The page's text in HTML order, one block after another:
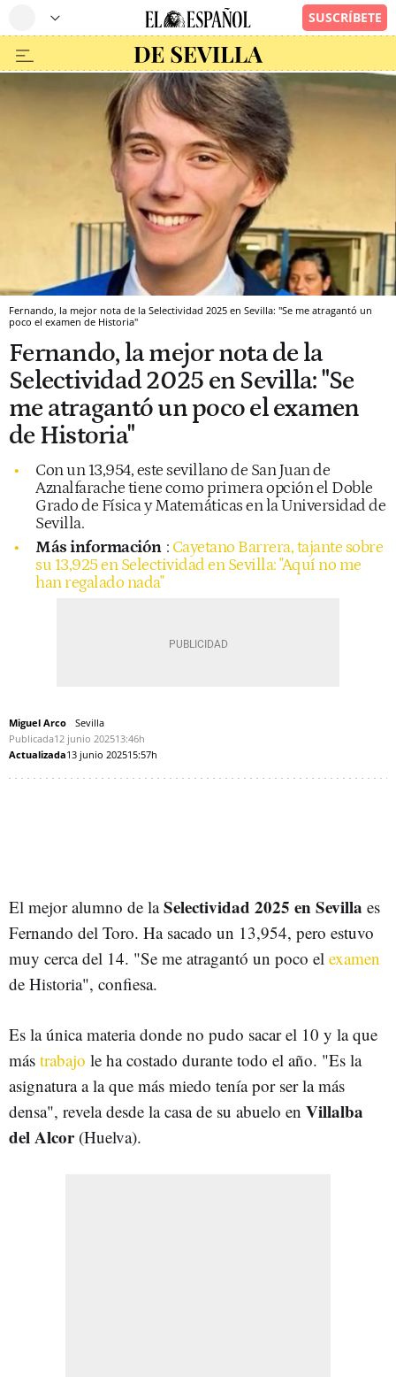
Fernando, la mejor nota de la Selectividad 2025 en Sevilla: "Se me atragantó un
poco el examen de Historia"
Fernando, la mejor nota de la
Selectividad 2025 en Sevilla: "Se
me atragantó un poco el examen
de Historia"
Con un 13,954, este sevillano de San Juan de
Aznalfarache tiene como primera opción el Doble
Grado de Física y Matemáticas en la Universidad de
Sevilla.
Más información : Cayetano Barrera, tajante sobre
su 13,925 en Selectividad en Sevilla: "Aquí no me
han regalado nada"
Miguel Arco
Sevilla
Publicada12 junio 202513:46h
Actualizada13 junio 202515:57h
El mejor alumno de laSelectividad 2025 en Sevilla es
Fernando del Toro. Ha sacado un 13,954, pero estuvo
muy cerca del 14. "Se me atragantó un poco el examen
de Historia", confiesa.
Es la única materia donde no pudo sacar el 10 y la que
más trabajo le ha costado durante todo el año. "Es la
asignatura a la que más miedo tenía por ser la más
densa", revela desde la casa de su abuelo en Villalba
del Alcor(Huelva).